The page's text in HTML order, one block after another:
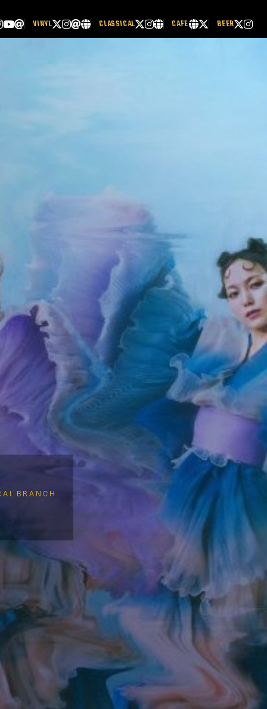
VINYL CLASSICAL CAFE BEER
BRANCH